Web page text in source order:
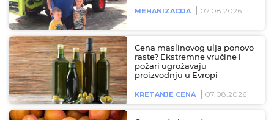
MEHANIZACIJA 07.08.2026
Cena maslinovog ulja ponovo
raste? Ekstremne vrućine i
požari ugrožavaju
proizvodnju u Evropi
KRETANJE CENA 07.08.2026